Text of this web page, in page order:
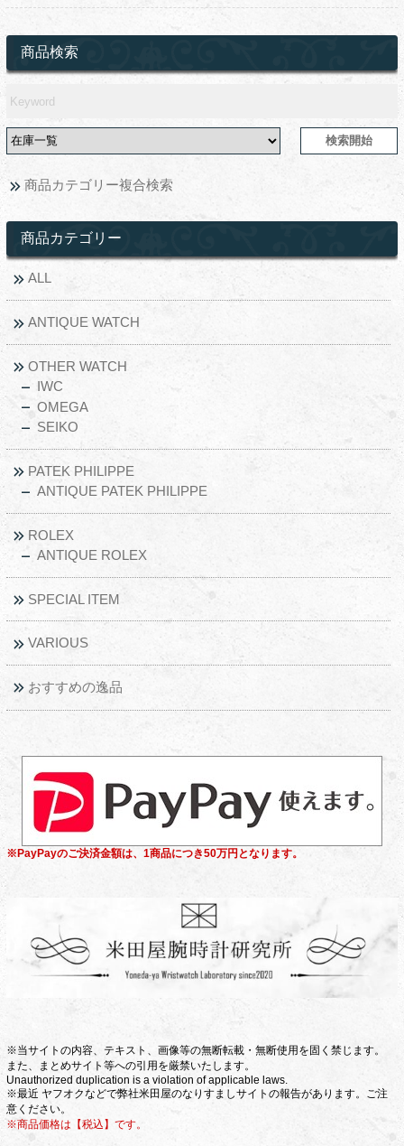
商品検索
商品カテゴリー複合検索
商品カテゴリー
ALL
ANTIQUE WATCH
OTHER WATCH
IWC
OMEGA
SEIKO
PATEK PHILIPPE
ANTIQUE PATEK PHILIPPE
ROLEX
ANTIQUE ROLEX
SPECIAL ITEM
VARIOUS
おすすめの逸品
※PayPayのご決済金額は、1商品につき50万円となります。
※当サイトの内容、テキスト、画像等の無断転載・無断使用を固く禁じます。
また、まとめサイト等への引用を厳禁いたします。
Unauthorized duplication is a violation of applicable laws.
※最近 ヤフオクなどで弊社米田屋のなりすましサイトの報告があります。ご注
意ください。
※商品価格は【税込】です。